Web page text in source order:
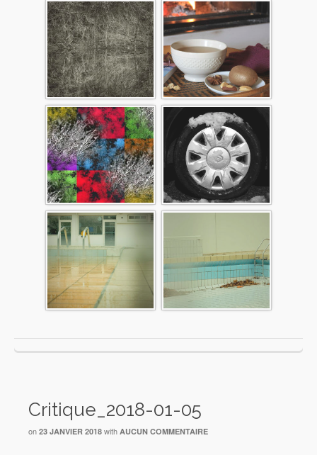
Critique_2018-01-05
on 23 JANVIER 2018 with AUCUN COMMENTAIRE